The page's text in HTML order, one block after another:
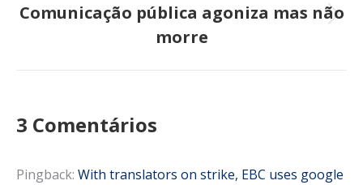
Próximo
post:
Comunicação pública agoniza mas não
morre
3 Comentários
Pingback: With translators on strike, EBC uses google